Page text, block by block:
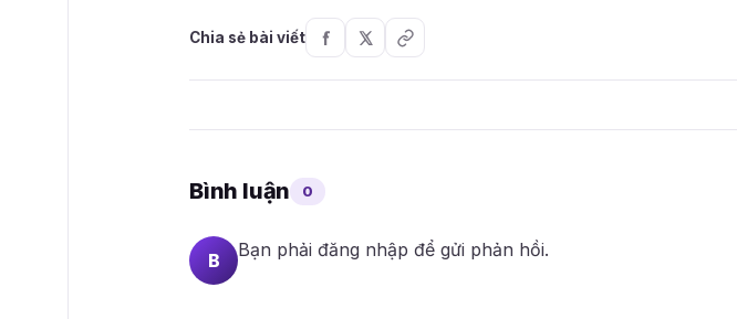
Chia sẻ bài viết
Bình luận 0
B Bạn phải đăng nhập để gửi phản hồi.